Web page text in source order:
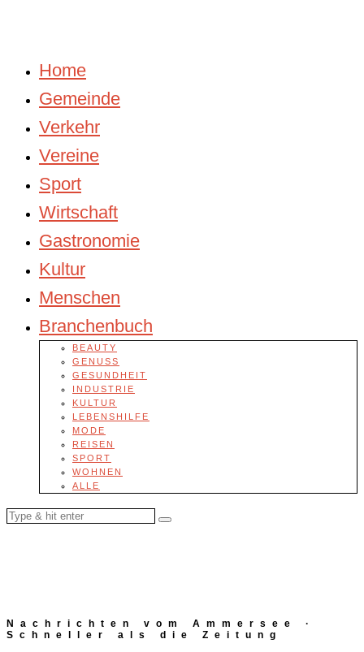
Home
Gemeinde
Verkehr
Vereine
Sport
Wirtschaft
Gastronomie
Kultur
Menschen
Branchenbuch
BEAUTY
GENUSS
GESUNDHEIT
INDUSTRIE
KULTUR
LEBENSHILFE
MODE
REISEN
SPORT
WOHNEN
ALLE
Nachrichten vom Ammersee ·
Schneller als die Zeitung